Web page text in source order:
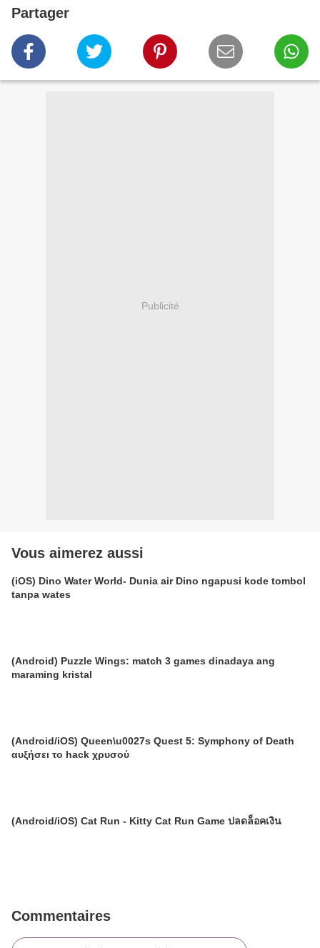
Partager
Publicité
Vous aimerez aussi
(iOS) Dino Water World- Dunia air Dino ngapusi kode tombol
tanpa wates
(Android) Puzzle Wings: match 3 games dinadaya ang
maraming kristal
(Android/iOS) Queen\u0027s Quest 5: Symphony of Death
αυξήσει το hack χρυσού
(Android/iOS) Cat Run - Kitty Cat Run Game ปลดล็อคเงิน
Commentaires